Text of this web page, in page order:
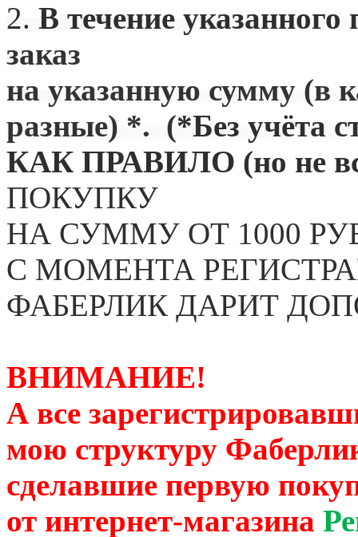
2. В течение указанного
заказ
на указанную сумму (в
разные) *. (*Без учёта
КАК ПРАВИЛО (но не
ПОКУПКУ
НА СУММУ ОТ 1000
С МОМЕНТА
ФАБЕРЛИК ДАРИТ
ВНИМАНИЕ!
А все
мою структуру
сделавшие первую
от интернет-магазина